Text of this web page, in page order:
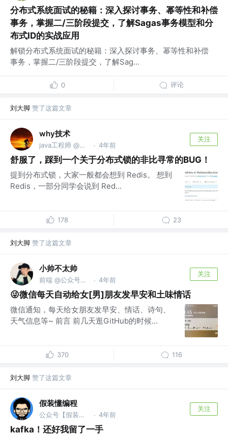
分布式系统面试的秘籍：深入探讨事务、幂等性和补偿
事务，掌握二/三阶段提交，了解Sagas事务模型和分
布式ID的实战应用
解锁分布式系统面试的秘籍：深入探讨事务、幂等性和补偿
事务，掌握二/三阶段提交，了解Sag...
0 评论
刘大脚 赞了这篇文章
why技术
java工程师 @公众号【why技术】 · 4年前
关注
舒服了，踩到一个关于分布式锁的非比寻常的BUG！
提到分布式锁，大家一般都会想到 Redis。 想到
Redis，一部分同学会说到 Red...
178 23
刘大脚 赞了这篇文章
小帅不太帅
前端 @公众号【孙小帅 kk】 · 4年前
关注
😜微信每天自动给女[男]朋友发早安和土味情话
微信通知，每天给女朋友发早安、情话、诗句、
天气信息等~ 前言 前几天逛GitHub的时候...
370 116
刘大脚 赞了这篇文章
假装懂编程
公众号【假装懂编程】 @bilibili · 4年前
关注
kafka！还好我留了一手